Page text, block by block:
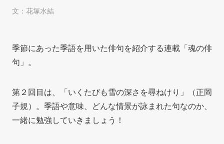
文：花塚水結
季節にあった季語を用いた俳句を紹介する連載「魂の俳
句」。
第２回目は、「いくたびも雪の深さを尋ねけり」（正岡
子規）。季語や意味、どんな情景が詠まれた句なのか、
一緒に勉強していきましょう！